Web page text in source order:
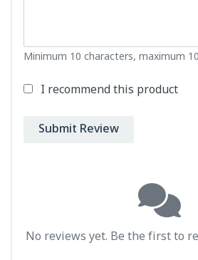
Minimum 10 characters, maximum
I recommend this product
Submit Review
No reviews yet. Be the first to